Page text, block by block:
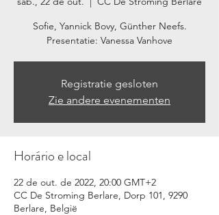
Sofie, Yannick Bovy, Günther Neefs.
Presentatie: Vanessa Vanhove
Registratie gesloten
Zie andere evenementen
Horário e local
22 de out. de 2022, 20:00 GMT+2
CC De Stroming Berlare, Dorp 101, 9290
Berlare, België